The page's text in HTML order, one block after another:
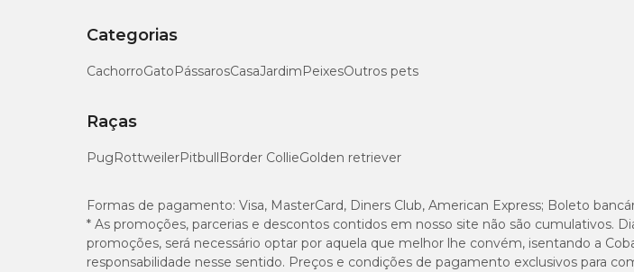
Gatos:
O fabricante não assegura o uso em animais com menos de 8 meses de idade, bem como em fêmeas
condições, somente ofereça o medicamento se o veterinário prescrever o medicamento.
Categorias
CachorroGatoPássarosCasaJardimPeixesOutros pets
Raças
PugRottweilerPitbullBorder CollieGolden retriever
Formas de pagamento: Visa, MasterCard, Diners Club, American Express; Boleto
* As promoções, parcerias e descontos contidos em nosso site não são cumulativos.
promoções, será necessário optar por aquela que melhor lhe convém, isentando a
responsabilidade nesse sentido. Preços e condições de pagamento exclusivos para